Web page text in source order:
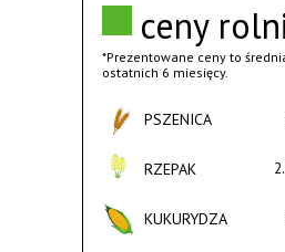
ceny
*Prezentowane ceny to
ostatnich 6 miesięcy.
PSZENICA
RZEPAK
KUKURYDZA